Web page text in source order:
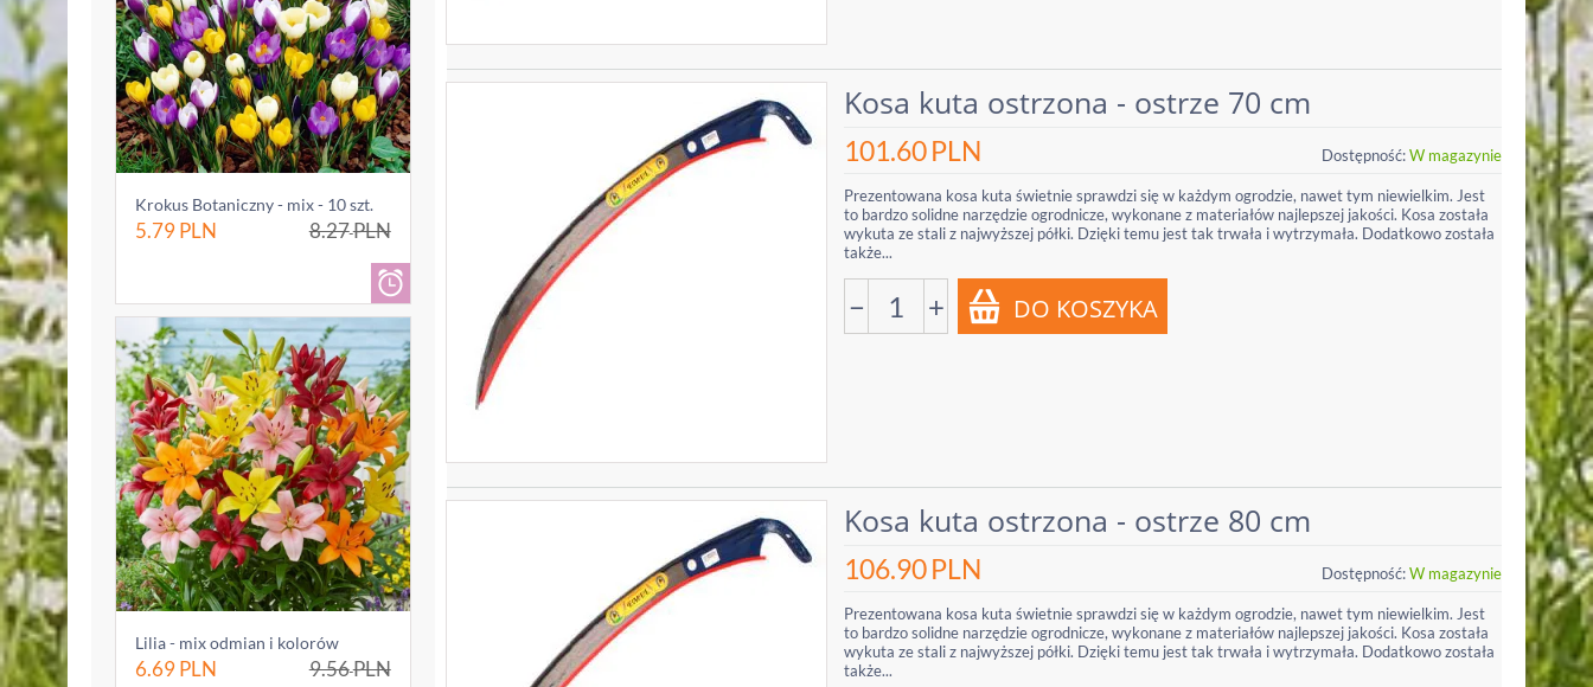
Krokus Botaniczny - mix - 10 szt.
5.79PLN 8.27PLN
Lilia - mix odmian i kolorów
6.69PLN 9.56PLN
Kosa kuta ostrzona - ostrze 70 cm
101.60PLN Dostępność:W magazynie
Prezentowana kosa kuta świetnie sprawdzi się w każdym ogrodzie, nawet tym niewielkim. Jest
to bardzo solidne narzędzie ogrodnicze, wykonane z materiałów najlepszej jakości. Kosa została
wykuta ze stali z najwyższej półki. Dzięki temu jest tak trwała i wytrzymała. Dodatkowo została
także...
− +
Kosa kuta ostrzona - ostrze 80 cm
106.90PLN Dostępność:W magazynie
Prezentowana kosa kuta świetnie sprawdzi się w każdym ogrodzie, nawet tym niewielkim. Jest
to bardzo solidne narzędzie ogrodnicze, wykonane z materiałów najlepszej jakości. Kosa została
wykuta ze stali z najwyższej półki. Dzięki temu jest tak trwała i wytrzymała. Dodatkowo została
także...